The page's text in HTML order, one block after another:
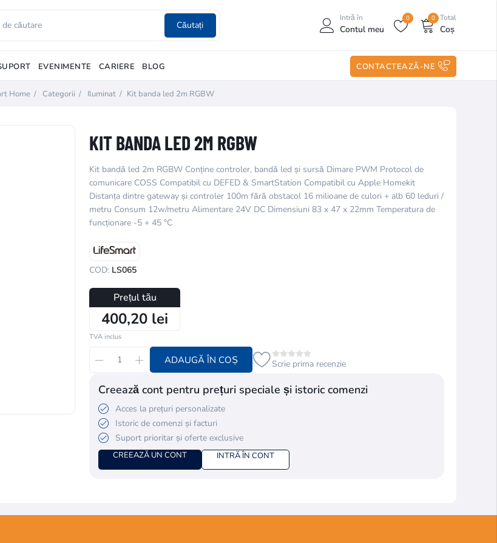
Căutați
Intră în
Contul meu
0 Total
Coș
0
EVENIMENTE CARIERE BLOG CONTACTEAZĂ-NE
Home / Categorii / Iluminat / Kit banda led 2m RGBW
KIT BANDA LED 2M RGBW
Kit bandă led 2m RGBW Conține controler, bandă led și sursă Dimare PWM Protocol de
comunicare COSS Compatibil cu DEFED & SmartStation Compatibil cu Apple Homekit
Distanța dintre gateway și controler 100m fără obstacol 16 milioane de culori + alb 60 leduri /
metru Consum 12w/metru Alimentare 24V DC Dimensiuni 83 x 47 x 22mm Temperatura de
funcționare -5 + 45 °C
COD: LS065
Prețul tău
400,20 lei
TVA inclus
ADAUGĂ ÎN COȘ Scrie prima recenzie
Creează cont pentru prețuri speciale și istoric comenzi
Acces la prețuri personalizate
Istoric de comenzi și facturi
Suport prioritar și oferte exclusive
CREEAZĂ UN CONT INTRĂ ÎN CONT